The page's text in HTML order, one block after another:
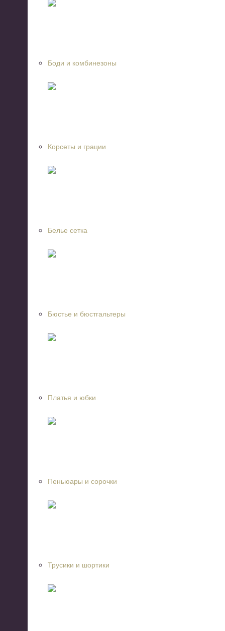
Боди и комбинезоны
Корсеты и грации
Белье сетка
Бюстье и бюстгальтеры
Платья и юбки
Пеньюары и сорочки
Трусики и шортики